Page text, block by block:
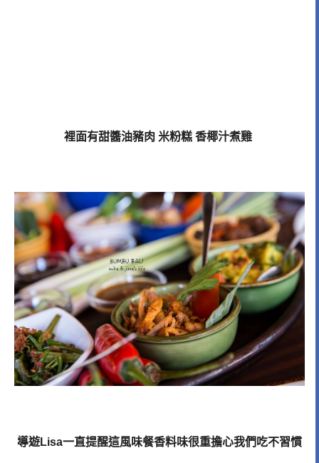
裡面有甜醬油豬肉 米粉糕 香椰汁煮雞
導遊Lisa一直提醒這風味餐香料味很重擔心我們吃不習慣